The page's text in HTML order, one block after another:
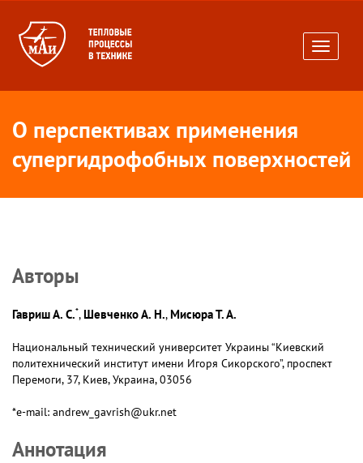
Toggle
О перспективах применения
супергидрофобных поверхностей
Авторы
Гавриш А. С.*,Шевченко А. Н.,Мисюра Т. А.
Национальный технический университет Украины “Киевский
политехнический институт имени Игоря Сикорского”, проспект
Перемоги, 37, Киев, Украина, 03056
*e-mail: andrew_gavrish@ukr.net
Аннотация